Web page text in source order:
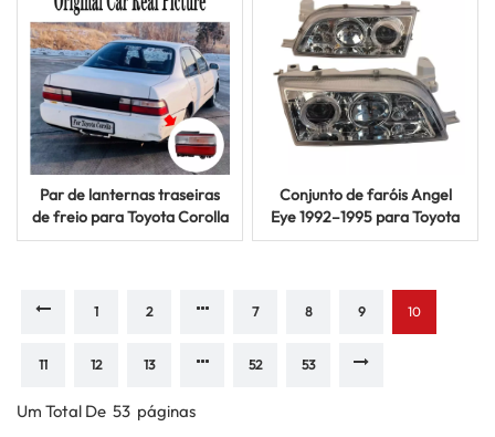
Par de lanternas traseiras
de freio para Toyota Corolla
AE100 e AE101 Sedan 1991-
Conjunto de faróis Angel
Eye 1992–1995 para Toyota
Corolla AE100 AE101 AE104
1 2 7 8 9 10
11 12 13 52 53
Um Total De 53 Páginas